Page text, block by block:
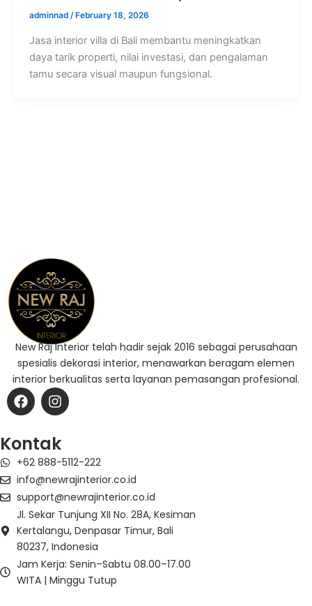
adminnad / February 18, 2026
Jasa interior villa di Bali membantu meningkatkan
daya tarik properti, nilai investasi, dan pengalaman
tamu secara visual maupun fungsional.
New Raj Interior telah hadir sejak 2016 sebagai perusahaan
spesialis dekorasi interior, menawarkan beragam elemen
interior berkualitas serta layanan pemasangan profesional.
F
a
e
b
o
o
k
I
n
t
a
g
r
a
m
Kontak
+62 888-5112-222
info@newrajinterior.co.id
support@newrajinterior.co.id
Jl. Sekar Tunjung XII No. 28A, Kesiman
Kertalangu, Denpasar Timur, Bali
80237, Indonesia
Jam Kerja: Senin–Sabtu 08.00–17.00
WITA | Minggu Tutup